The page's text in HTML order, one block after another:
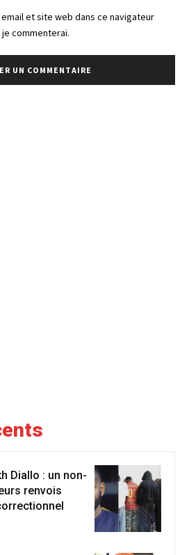
et site web dans ce navigateur
commenterai.
Diallo : un non-
renvois